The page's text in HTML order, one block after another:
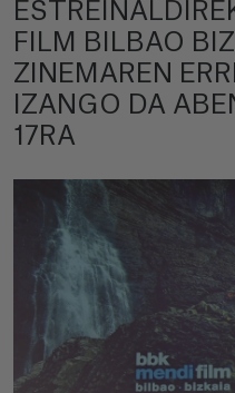
FILM BILBAO
ZINEMAREN
IZANGO DA
17RA